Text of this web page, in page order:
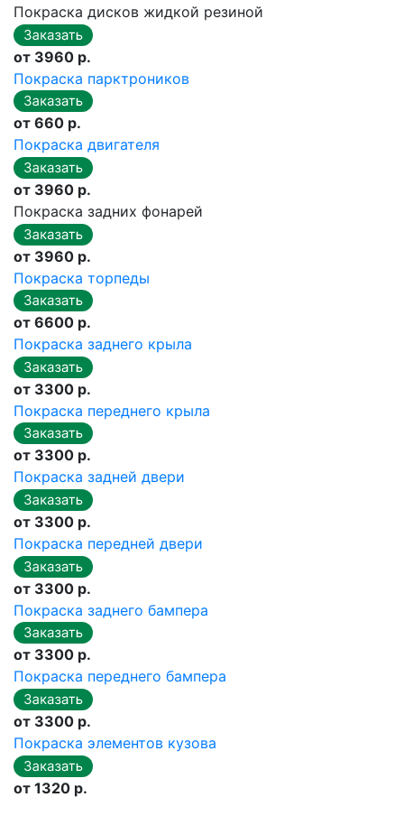
Покраска дисков жидкой резиной
от 3960 р.
Покраска парктроников
от 660 р.
Покраска двигателя
от 3960 р.
Покраска задних фонарей
от 3960 р.
Покраска торпеды
от 6600 р.
Покраска заднего крыла
от 3300 р.
Покраска переднего крыла
от 3300 р.
Покраска задней двери
от 3300 р.
Покраска передней двери
от 3300 р.
Покраска заднего бампера
от 3300 р.
Покраска переднего бампера
от 3300 р.
Покраска элементов кузова
от 1320 р.